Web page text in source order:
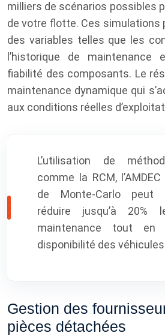
milliers de scénarios possibles
de votre flotte. Ces simulations
des variables telles que les
l’historique de
fiabilité des composants. Le
maintenance dynamique qui
aux conditions réelles
L’utilisation de
comme la RCM,
de Monte-Carlo peut
réduire jusqu’à 20%
maintenance tout en
disponibilité des
Gestion des
pièces détachées